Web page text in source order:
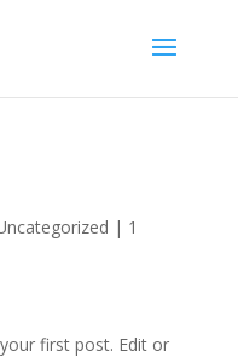
| 1
first post. Edit or